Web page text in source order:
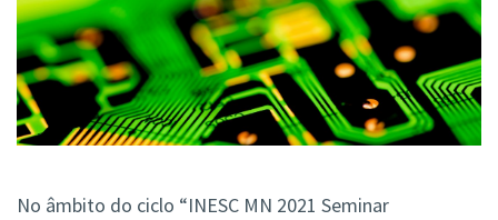
No âmbito do ciclo “INESC MN 2021 Seminar